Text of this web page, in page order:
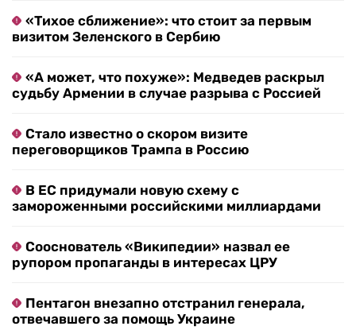
«Тихое сближение»: что стоит за первым
визитом Зеленского в Сербию
«А может, что похуже»: Медведев раскрыл
судьбу Армении в случае разрыва с Россией
Стало известно о скором визите
переговорщиков Трампа в Россию
В ЕС придумали новую схему с
замороженными российскими миллиардами
Сооснователь «Википедии» назвал ее
рупором пропаганды в интересах ЦРУ
Пентагон внезапно отстранил генерала,
отвечавшего за помощь Украине